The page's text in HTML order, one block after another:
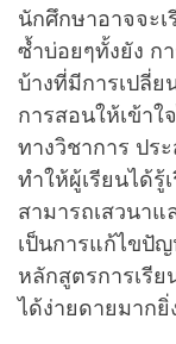
นักศึกษาอาจจะเ
ซ้ำบ่อยๆทั้งยัง ก
บ้างที่มีการเปลี่
การสอนให้เข้า
ทางวิชาการ ปร
ทำให้ผู้เรียนได้รู้
สามารถเสวนา
เป็นการแก้ไขปั
หลักสูตรการเรีย
ได้ง่ายดายมาก